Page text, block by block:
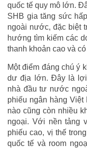
quốc tế quy mô lớn.
SHB gia tăng sức
ngoài nước, đặc biệt
hướng tìm kiếm các
thanh khoản cao và
Một điểm đáng chú ý
dư địa lớn. Đây là lợi
nhà đầu tư nước
phiếu ngân hàng
nào cũng còn nhiều
ngoại. Với nền tảng
phiếu cao, vị thế
quốc tế và room